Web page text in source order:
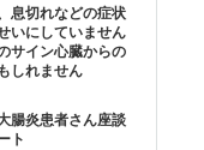
息切れなどの症状
いにしていません
サイン心臓からの
しれません
腸炎患者さん座談
ト